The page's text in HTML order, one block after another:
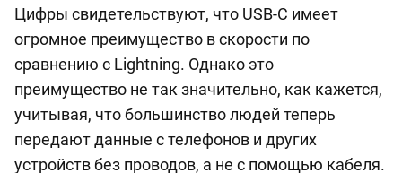
Цифры свидетельствуют, что USB-C имеет
огромное преимущество в скорости по
сравнению с Lightning. Однако это
преимущество не так значительно, как кажется,
учитывая, что большинство людей теперь
передают данные с телефонов и других
устройств без проводов, а не с помощью кабеля.